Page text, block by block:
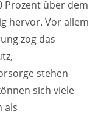
Prozent über dem
hervor. Vor allem
zog das
stehen
sich viele
als